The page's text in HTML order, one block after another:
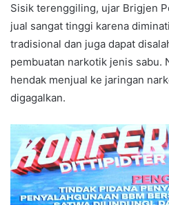
Sisik terenggiling, ujar Brigjen
jual sangat tinggi karena
tradisional dan juga dapat
pembuatan narkotik jenis sabu.
hendak menjual ke jaringan
digagalkan.